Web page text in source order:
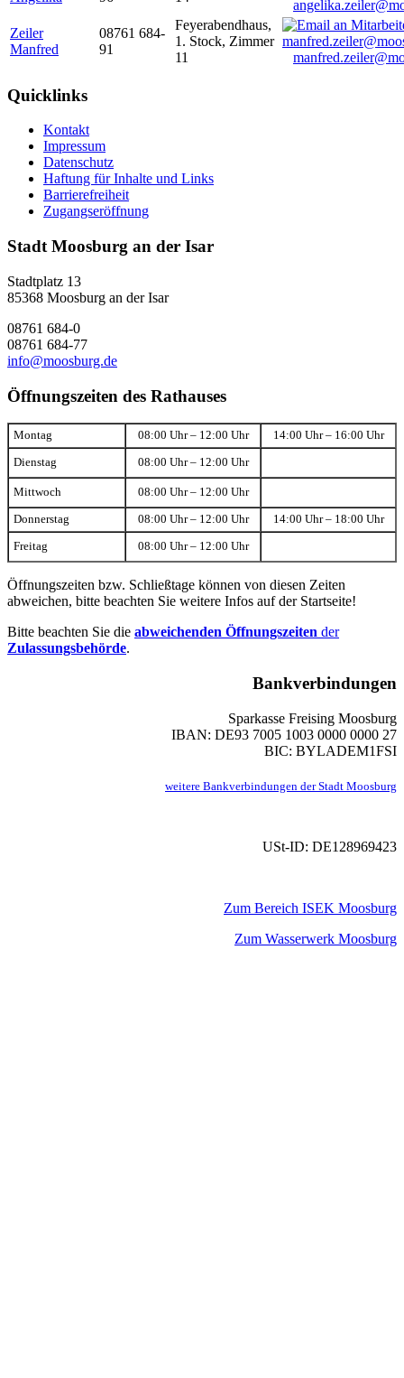
Zeiler
Manfred
08761 684-
91
Feyerabendhaus,
1. Stock, Zimmer
11
Quicklinks
Kontakt
Impressum
Datenschutz
Haftung für Inhalte und Links
Barrierefreiheit
Zugangseröffnung
Stadt Moosburg an der Isar
Stadtplatz 13
85368 Moosburg an der Isar
08761 684-0
08761 684-77
info@moosburg.de
Öffnungszeiten des Rathauses
Montag 08:00 Uhr – 12:00 Uhr 14:00 Uhr – 16:00 Uhr
Dienstag 08:00 Uhr – 12:00 Uhr
Mittwoch 08:00 Uhr – 12:00 Uhr
Donnerstag 08:00 Uhr – 12:00 Uhr 14:00 Uhr – 18:00 Uhr
Freitag 08:00 Uhr – 12:00 Uhr
Öffnungszeiten bzw. Schließtage können von diesen Zeiten
abweichen, bitte beachten Sie weitere Infos auf der Startseite!
Bitte beachten Sie die abweichenden Öffnungszeiten der
Zulassungsbehörde.
Bankverbindungen
Sparkasse Freising Moosburg
IBAN: DE93 7005 1003 0000 0000 27
BIC: BYLADEM1FSI
weitere Bankverbindungen der Stadt Moosburg
USt-ID: DE128969423
Zum Bereich ISEK Moosburg
Zum Wasserwerk Moosburg